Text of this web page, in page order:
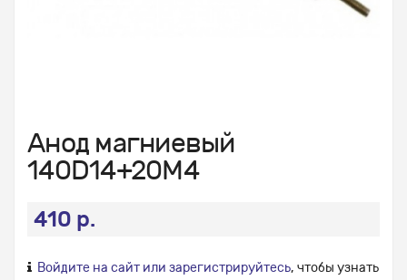
Анод магниевый
140D14+20М4
410 р.
Войдите на сайт или зарегистрируйтесь, чтобы узнать